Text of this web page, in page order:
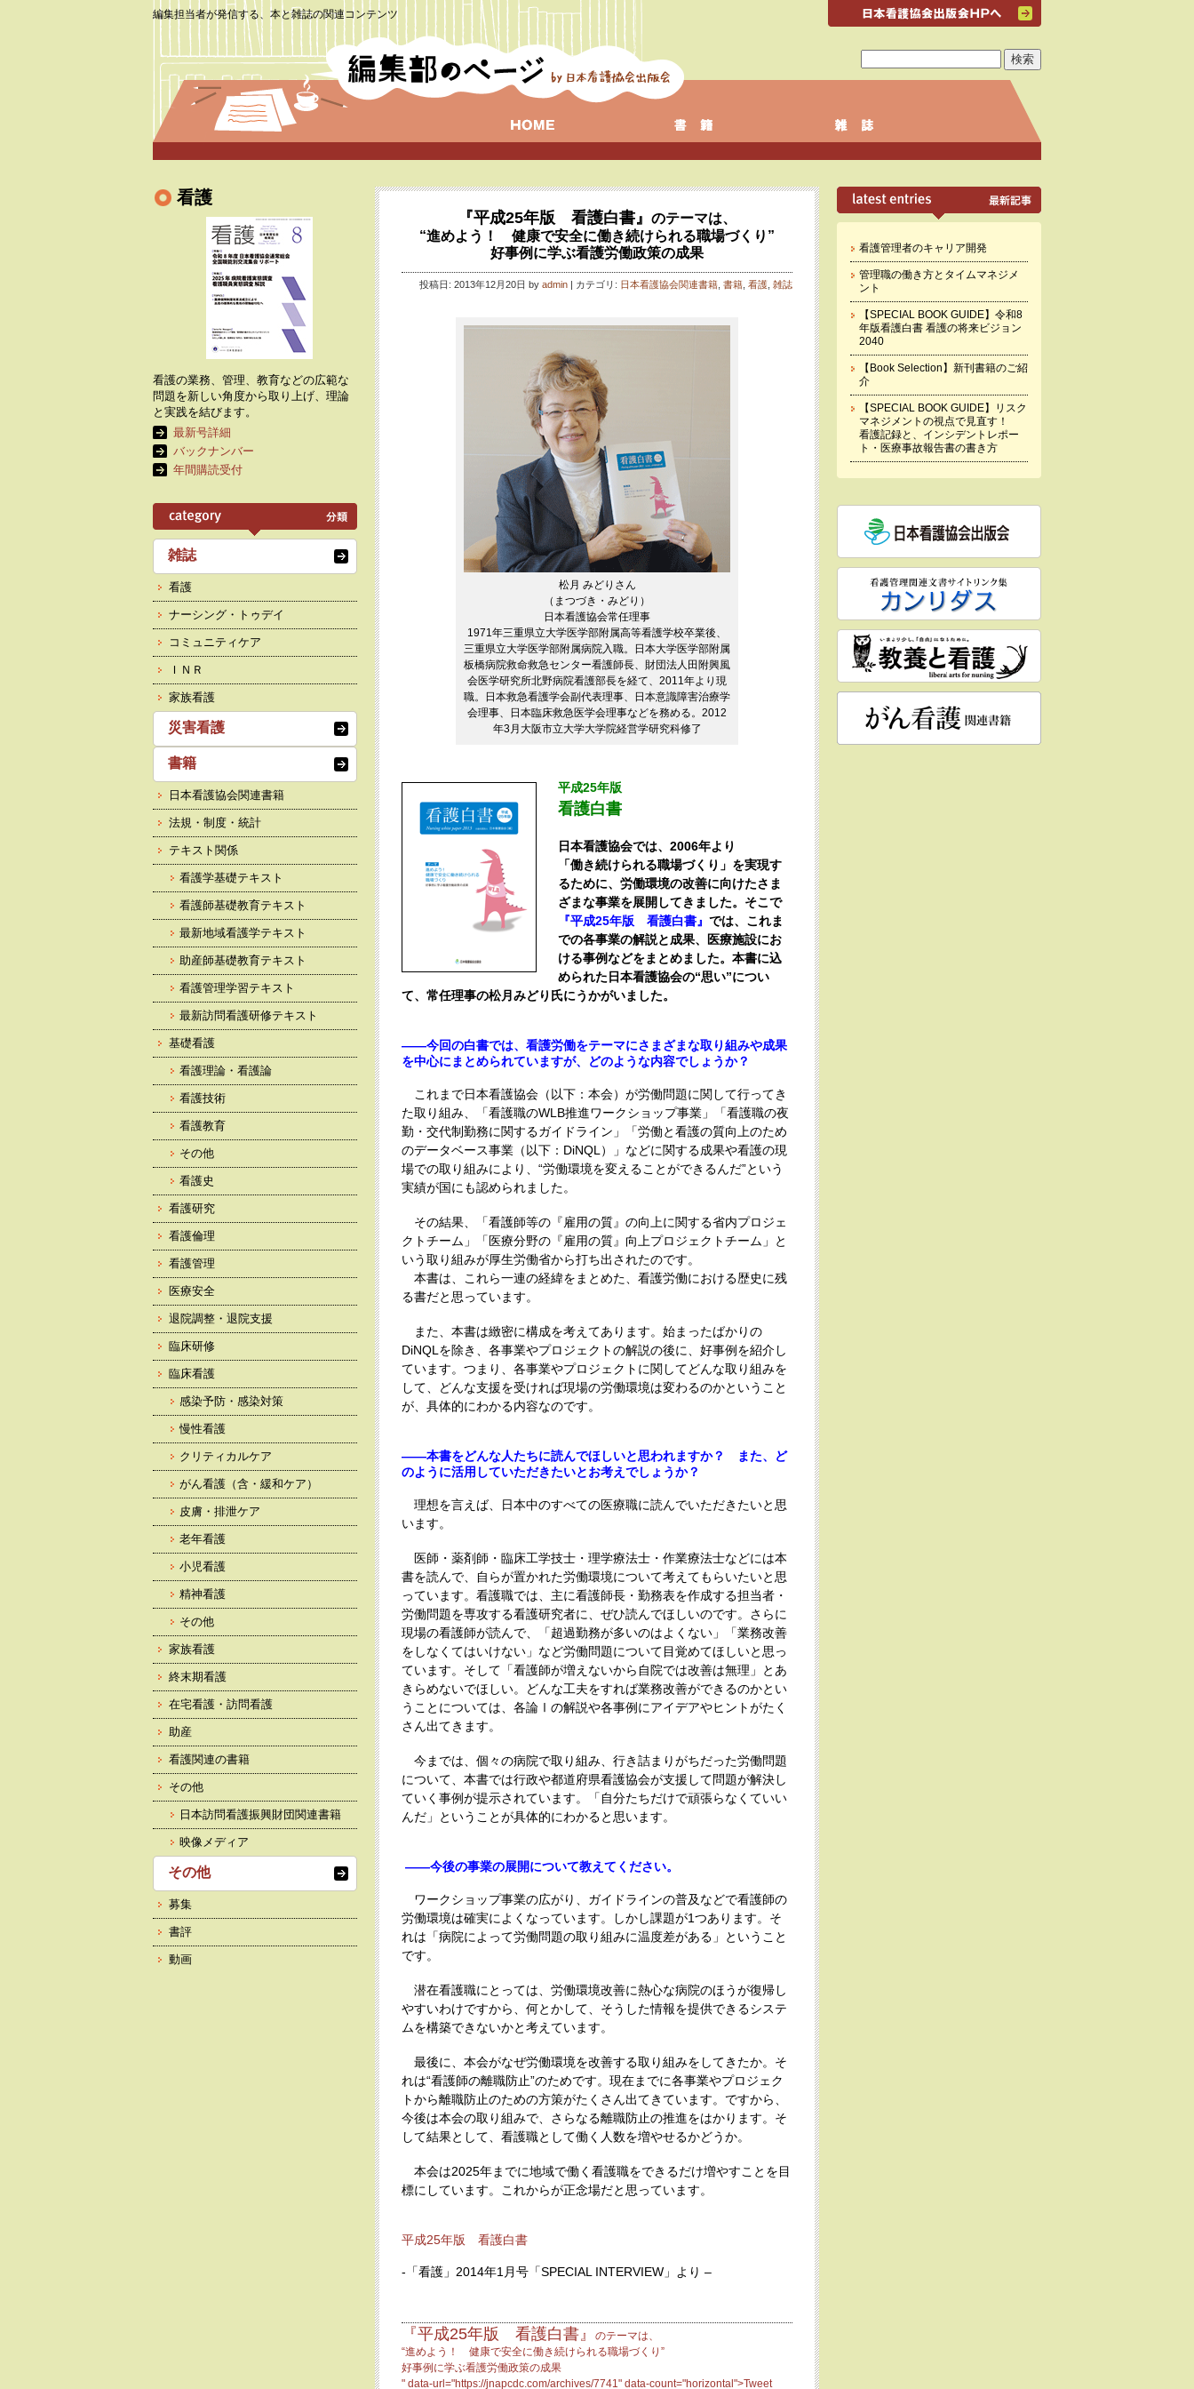
編集担当者が発信する、本と雑誌の関連コンテンツ
『平成25年版 看護白書』 のテーマは、
“進めよう！ 健康で安全に働き続けられる職場づくり”
好事例に学ぶ看護労働政策の成果
投稿日: 2013年12月20日 by admin | カテゴリ: 日本看護協会関連書籍 書籍 看護 雑誌
松月 みどりさん
（まつづき・みどり）
日本看護協会常任理事
1971年三重県立大学医学部附属高等看護学校卒業後、
三重県立大学医学部附属病院入職。日本大学医学部附属
板橋病院救命救急センター看護師長、財団法人田附興風
会医学研究所北野病院看護部長を経て、2011年より現
職。日本救急看護学会副代表理事、日本意識障害治療学
会理事、日本臨床救急医学会理事などを務める。2012
年3月大阪市立大学大学院経営学研究科修了
平成25年版
看護白書
日本看護協会では、2006年より
「働き続けられる職場づくり」を実現す
るために、労働環境の改善に向けたさま
ざまな事業を展開してきました。そこで
『平成25年版 看護白書』 では、これま
での各事業の解説と成果、医療施設にお
ける事例などをまとめました。本書に込
められた日本看護協会の“思い”につい
て、常任理事の松月みどり氏にうかがいました。
――今回の白書では、看護労働をテーマにさまざまな取り組みや成果
を中心にまとめられていますが、どのような内容でしょうか？
これまで日本看護協会（以下：本会）が労働問題に関して行ってき
た取り組み、「看護職のWLB推進ワークショップ事業」「看護職の夜
勤・交代制勤務に関するガイドライン」「労働と看護の質向上のため
のデータベース事業（以下：DiNQL）」などに関する成果や看護の現
場での取り組みにより、“労働環境を変えることができるんだ”という
実績が国にも認められました。
その結果、「看護師等の『雇用の質』の向上に関する省内プロジェ
クトチーム」「医療分野の『雇用の質』向上プロジェクトチーム」と
いう取り組みが厚生労働省から打ち出されたのです。
本書は、これら一連の経緯をまとめた、看護労働における歴史に残
る書だと思っています。
また、本書は緻密に構成を考えてあります。始まったばかりの
DiNQLを除き、各事業やプロジェクトの解説の後に、好事例を紹介し
ています。つまり、各事業やプロジェクトに関してどんな取り組みを
して、どんな支援を受ければ現場の労働環境は変わるのかということ
が、具体的にわかる内容なのです。
――本書をどんな人たちに読んでほしいと思われますか？ また、ど
のように活用していただきたいとお考えでしょうか？
理想を言えば、日本中のすべての医療職に読んでいただきたいと思
います。
医師・薬剤師・臨床工学技士・理学療法士・作業療法士などには本
書を読んで、自らが置かれた労働環境について考えてもらいたいと思
っています。看護職では、主に看護師長・勤務表を作成する担当者・
労働問題を専攻する看護研究者に、ぜひ読んでほしいのです。さらに
現場の看護師が読んで、「超過勤務が多いのはよくない」「業務改善
をしなくてはいけない」など労働問題について目覚めてほしいと思っ
ています。そして「看護師が増えないから自院では改善は無理」とあ
きらめないでほしい。どんな工夫をすれば業務改善ができるのかとい
うことについては、各論Ⅰの解説や各事例にアイデアやヒントがたく
さん出てきます。
今までは、個々の病院で取り組み、行き詰まりがちだった労働問題
について、本書では行政や都道府県看護協会が支援して問題が解決し
ていく事例が提示されています。「自分たちだけで頑張らなくていい
んだ」ということが具体的にわかると思います。
――今後の事業の展開について教えてください。
ワークショップ事業の広がり、ガイドラインの普及などで看護師の
労働環境は確実によくなっています。しかし課題が1つあります。そ
れは「病院によって労働問題の取り組みに温度差がある」ということ
です。
潜在看護職にとっては、労働環境改善に熱心な病院のほうが復帰し
やすいわけですから、何とかして、そうした情報を提供できるシステ
ムを構築できないかと考えています。
最後に、本会がなぜ労働環境を改善する取り組みをしてきたか。そ
れは“看護師の離職防止”のためです。現在までに各事業やプロジェク
トから離職防止のための方策がたくさん出てきています。ですから、
今後は本会の取り組みで、さらなる離職防止の推進をはかります。そ
して結果として、看護職として働く人数を増やせるかどうか。
本会は2025年までに地域で働く看護職をできるだけ増やすことを目
標にしています。これからが正念場だと思っています。
平成25年版 看護白書
-「看護」2014年1月号「SPECIAL INTERVIEW」より –
『平成25年版 看護白書』
のテーマは、
“進めよう！ 健康で安全に働き続けられる職場づくり”
好事例に学ぶ看護労働政策の成果
" data-url="https://jnapcdc.com/archives/7741" data-count="horizontal">Tweet
看護
看護の業務、管理、教育などの広範な
問題を新しい角度から取り上げ、理論
と実践を結びます。
最新号詳細
バックナンバー
年間購読受付
雑誌
看護
ナーシング・トゥデイ
コミュニティケア
ＩＮＲ
家族看護
災害看護
書籍
日本看護協会関連書籍
法規・制度・統計
テキスト関係
看護学基礎テキスト
看護師基礎教育テキスト
最新地域看護学テキスト
助産師基礎教育テキスト
看護管理学習テキスト
最新訪問看護研修テキスト
基礎看護
看護理論・看護論
看護技術
看護教育
その他
看護史
看護研究
看護倫理
看護管理
医療安全
退院調整・退院支援
臨床研修
臨床看護
感染予防・感染対策
慢性看護
クリティカルケア
がん看護（含・緩和ケア）
皮膚・排泄ケア
老年看護
小児看護
精神看護
その他
家族看護
終末期看護
在宅看護・訪問看護
助産
看護関連の書籍
その他
日本訪問看護振興財団関連書籍
映像メディア
その他
募集
書評
動画
看護管理者のキャリア開発
管理職の働き方とタイムマネジメ
ント
【SPECIAL BOOK GUIDE】令和8
年版看護白書 看護の将来ビジョン
2040
【Book Selection】新刊書籍のご紹
介
【SPECIAL BOOK GUIDE】リスク
マネジメントの視点で見直す！
看護記録と、インシデントレポー
ト・医療事故報告書の書き方